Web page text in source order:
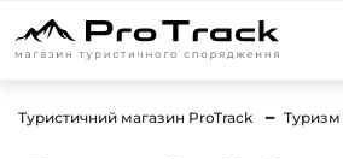
Туристичний магазин ProTrack Туризм